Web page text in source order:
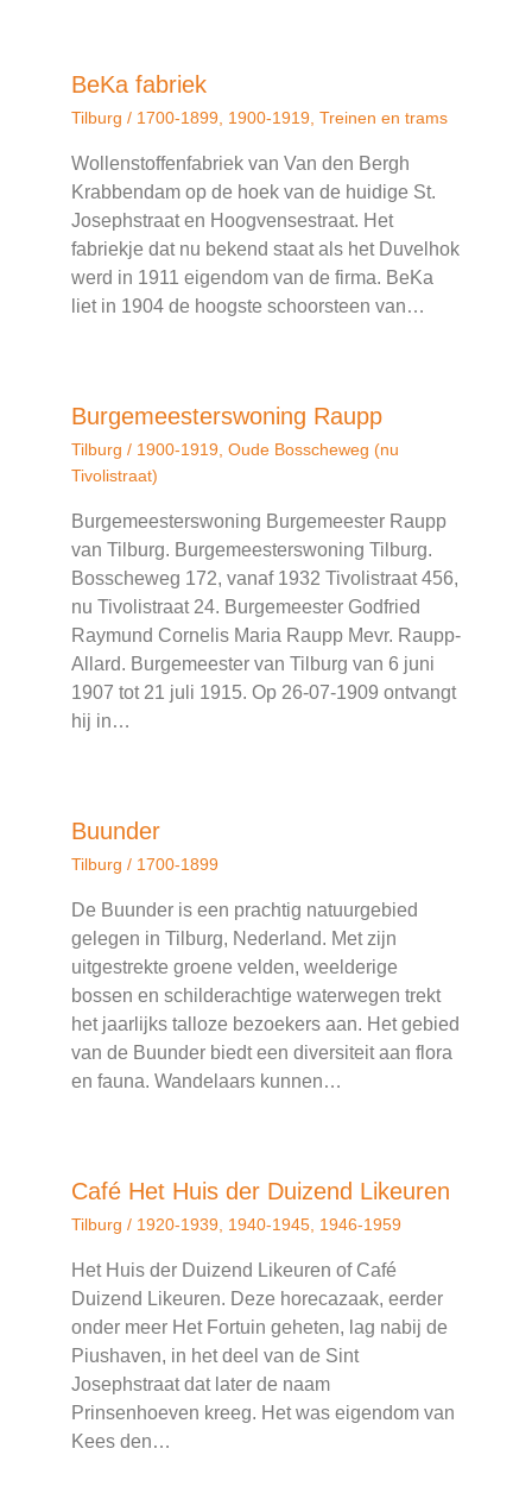
BeKa fabriek
Tilburg / 1700-1899 1900-1919 Treinen en trams
Wollenstoffenfabriek van Van den Bergh
Krabbendam op de hoek van de huidige St.
Josephstraat en Hoogvensestraat. Het
fabriekje dat nu bekend staat als het Duvelhok
werd in 1911 eigendom van de firma. BeKa
liet in 1904 de hoogste schoorsteen van…
Burgemeesterswoning Raupp
Tilburg / 1900-1919 Oude Bosscheweg (nu
Tivolistraat)
Burgemeesterswoning Burgemeester Raupp
van Tilburg. Burgemeesterswoning Tilburg.
Bosscheweg 172, vanaf 1932 Tivolistraat 456,
nu Tivolistraat 24. Burgemeester Godfried
Raymund Cornelis Maria Raupp Mevr. Raupp-
Allard. Burgemeester van Tilburg van 6 juni
1907 tot 21 juli 1915. Op 26-07-1909 ontvangt
hij in…
Buunder
Tilburg / 1700-1899
De Buunder is een prachtig natuurgebied
gelegen in Tilburg, Nederland. Met zijn
uitgestrekte groene velden, weelderige
bossen en schilderachtige waterwegen trekt
het jaarlijks talloze bezoekers aan. Het gebied
van de Buunder biedt een diversiteit aan flora
en fauna. Wandelaars kunnen…
Café Het Huis der Duizend Likeuren
Tilburg / 1920-1939 1940-1945 1946-1959
Het Huis der Duizend Likeuren of Café
Duizend Likeuren. Deze horecazaak, eerder
onder meer Het Fortuin geheten, lag nabij de
Piushaven, in het deel van de Sint
Josephstraat dat later de naam
Prinsenhoeven kreeg. Het was eigendom van
Kees den…